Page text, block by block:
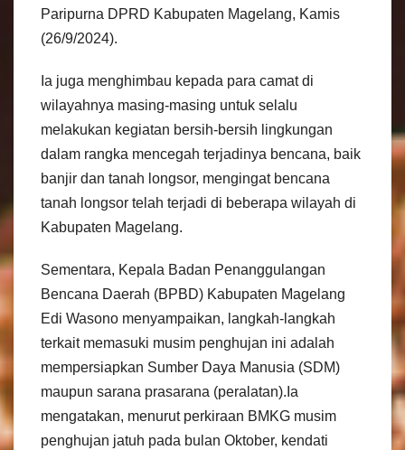
Paripurna DPRD Kabupaten Magelang, Kamis
(26/9/2024).
Ia juga menghimbau kepada para camat di
wilayahnya masing-masing untuk selalu
melakukan kegiatan bersih-bersih lingkungan
dalam rangka mencegah terjadinya bencana, baik
banjir dan tanah longsor, mengingat bencana
tanah longsor telah terjadi di beberapa wilayah di
Kabupaten Magelang.
Sementara, Kepala Badan Penanggulangan
Bencana Daerah (BPBD) Kabupaten Magelang
Edi Wasono menyampaikan, langkah-langkah
terkait memasuki musim penghujan ini adalah
mempersiapkan Sumber Daya Manusia (SDM)
maupun sarana prasarana (peralatan).Ia
mengatakan, menurut perkiraan BMKG musim
penghujan jatuh pada bulan Oktober, kendati